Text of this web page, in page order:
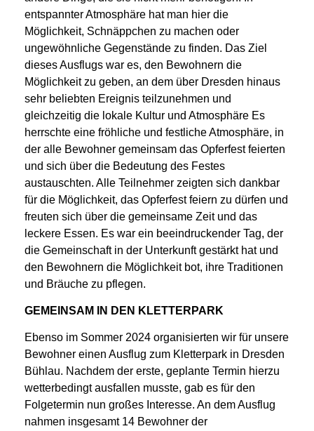
entspannter Atmosphäre hat man hier die
Möglichkeit, Schnäppchen zu machen oder
ungewöhnliche Gegenstände zu finden. Das Ziel
dieses Ausflugs war es, den Bewohnern die
Möglichkeit zu geben, an dem über Dresden hinaus
sehr beliebten Ereignis teilzunehmen und
gleichzeitig die lokale Kultur und Atmosphäre Es
herrschte eine fröhliche und festliche Atmosphäre, in
der alle Bewohner gemeinsam das Opferfest feierten
und sich über die Bedeutung des Festes
austauschten. Alle Teilnehmer zeigten sich dankbar
für die Möglichkeit, das Opferfest feiern zu dürfen und
freuten sich über die gemeinsame Zeit und das
leckere Essen. Es war ein beeindruckender Tag, der
die Gemeinschaft in der Unterkunft gestärkt hat und
den Bewohnern die Möglichkeit bot, ihre Traditionen
und Bräuche zu pflegen.
GEMEINSAM IN DEN KLETTERPARK
Ebenso im Sommer 2024 organisierten wir für unsere
Bewohner einen Ausflug zum Kletterpark in Dresden
Bühlau. Nachdem der erste, geplante Termin hierzu
wetterbedingt ausfallen musste, gab es für den
Folgetermin nun großes Interesse. An dem Ausflug
nahmen insgesamt 14 Bewohner der